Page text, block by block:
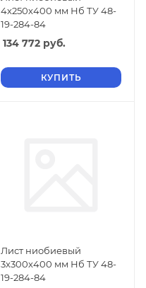
4х250х400 мм Нб ТУ 48-
19-284-84
134 772 руб.
КУПИТЬ
Лист ниобиевый
3х300х400 мм Нб ТУ 48-
19-284-84